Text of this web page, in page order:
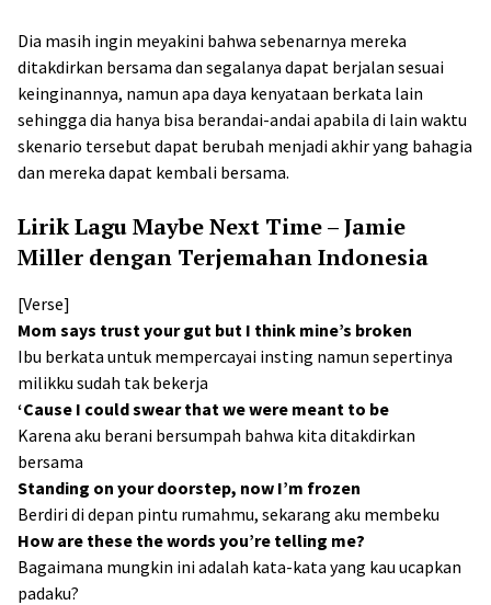
Dia masih ingin meyakini bahwa sebenarnya mereka
ditakdirkan bersama dan segalanya dapat berjalan sesuai
keinginannya, namun apa daya kenyataan berkata lain
sehingga dia hanya bisa berandai-andai apabila di lain waktu
skenario tersebut dapat berubah menjadi akhir yang bahagia
dan mereka dapat kembali bersama.
Lirik Lagu Maybe Next Time – Jamie
Miller dengan Terjemahan Indonesia
[Verse]
Mom says trust your gut but I think mine’s broken
Ibu berkata untuk mempercayai insting namun sepertinya
milikku sudah tak bekerja
‘Cause I could swear that we were meant to be
Karena aku berani bersumpah bahwa kita ditakdirkan
bersama
Standing on your doorstep, now I’m frozen
Berdiri di depan pintu rumahmu, sekarang aku membeku
How are these the words you’re telling me?
Bagaimana mungkin ini adalah kata-kata yang kau ucapkan
padaku?